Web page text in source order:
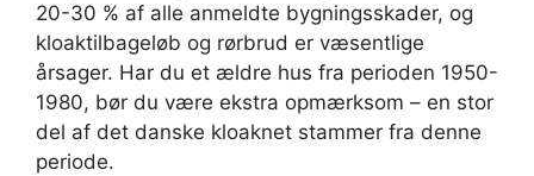
20-30 % af alle anmeldte bygningsskader, og
kloaktilbageløb og rørbrud er væsentlige
årsager. Har du et ældre hus fra perioden 1950-
1980, bør du være ekstra opmærksom – en stor
del af det danske kloaknet stammer fra denne
periode.